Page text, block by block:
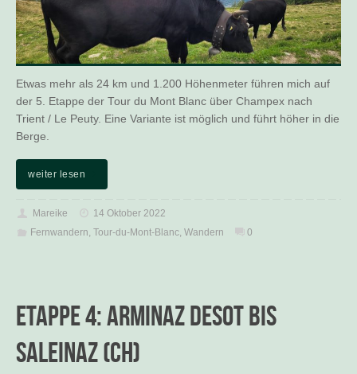
Etwas mehr als 24 km und 1.200 Höhenmeter führen mich auf
der 5. Etappe der Tour du Mont Blanc über Champex nach
Trient / Le Peuty. Eine Variante ist möglich und führt höher in die
Berge.
weiter lesen
Mareike
14 Oktober 2022
Fernwandern, Tour-du-Mont-Blanc, Wandern 0
Etappe 4: Arminaz Desot bis
Saleinaz (CH)